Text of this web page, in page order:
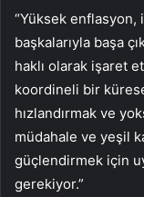
“Yüksek enflasyon,
başkalarıyla başa
haklı olarak işaret
koordineli bir
hızlandırmak ve
müdahale ve yeşil
güçlendirmek için
gerekiyor.”